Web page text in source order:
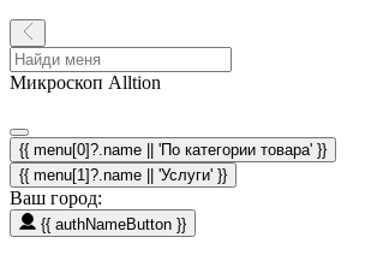
Микроскоп Alltion
{{ menu[0]?.name || 'По категории товара' }}
{{ menu[1]?.name || 'Услуги' }}
Ваш город:
{{ authNameButton }}